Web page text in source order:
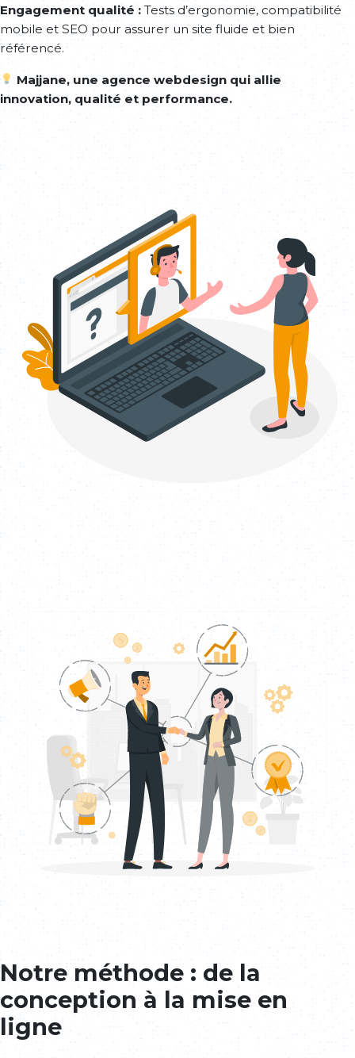
Engagement qualité : Tests d’ergonomie, compatibilité
mobile et SEO pour assurer un site fluide et bien
référencé.
Majjane, une agence webdesign qui allie
innovation, qualité et performance.
Notre méthode : de la
conception à la mise en
ligne